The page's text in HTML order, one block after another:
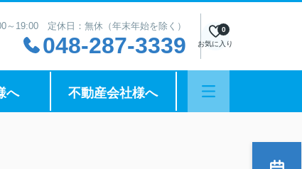
～19:00 定休日：無休（年末年始を除く）
048-287-3339 お気に入り
0
へ 不動産会社様へ